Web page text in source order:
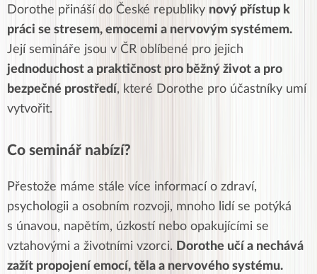
Dorothe přináší do České republiky nový přístup k
práci se stresem, emocemi a nervovým systémem.
Její semináře jsou v ČR oblíbené pro jejich
jednoduchost a praktičnost pro běžný život a pro
bezpečné prostředí, které Dorothe pro účastníky umí
vytvořit.
Co seminář nabízí?
Přestože máme stále více informací o zdraví,
psychologii a osobním rozvoji, mnoho lidí se potýká
s únavou, napětím, úzkostí nebo opakujícími se
vztahovými a životními vzorci. Dorothe učí a nechává
zažít propojení emocí, těla a nervového systému.